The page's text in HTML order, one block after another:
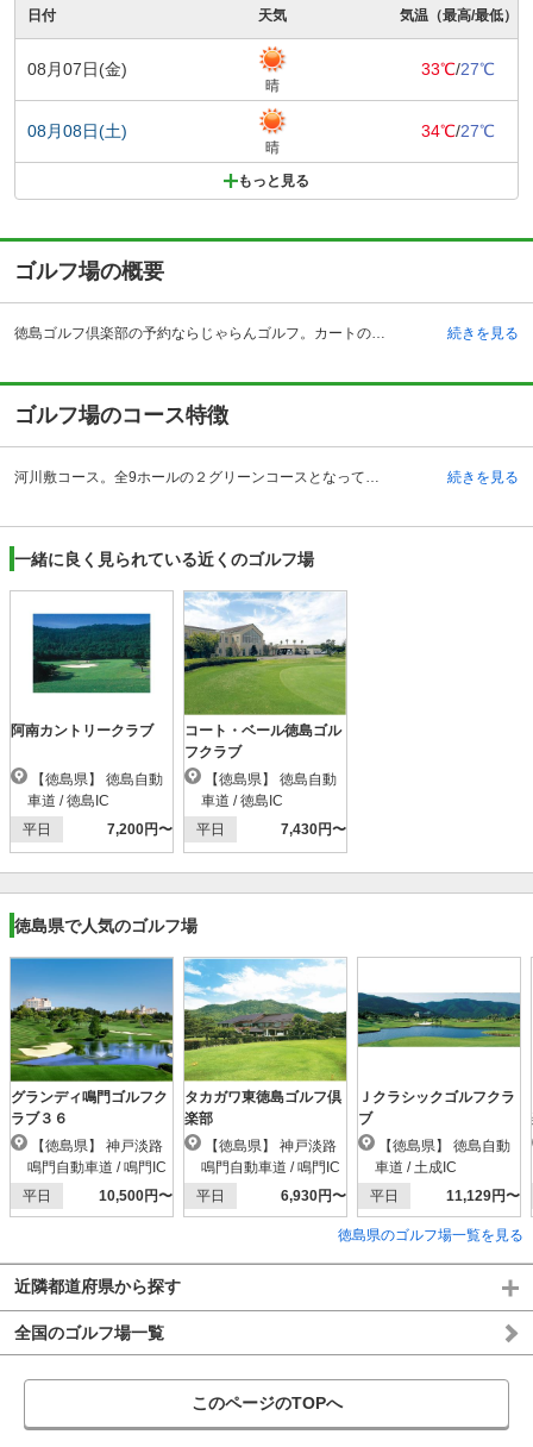
日付 天気 気温（最高/最低）
08月07日(金)
晴
33℃/27℃
08月08日(土)
晴
34℃/27℃
もっと見る
ゴルフ場の概要
徳島ゴルフ倶楽部の予約ならじゃらんゴルフ。カートの有無や利用税、キャンセル料、ナイター設備、駐車場などのコース情報はもちろん、口コミ、フォトギャラリーなどコースの難易度や攻略に役立つ情報充実、予約する度にポイントが貯まるのでお得にゴルフをお楽しみ頂けます。 この徳島ゴルフ倶楽部は、徳県徳島市の吉野川と鮎喰川沿いに位置する、水と緑のあふれるフラットな河川敷コースです。昭和34年開場の、佐藤儀一氏設計による、歴史ある河川敷コースとして多くのプレーヤーに親しまれています。徳島自動車道・徳島インターチェンジより、旧国道11号を北上し、吉野川橋手前を左折し、約1キロメートル。ＪＲ徳島線・徳島駅からタクシーで約7分と交通の便もよく、県下唯一のウォーキングコースで、健康促進にウォーキングゴルフを楽しめます。また、市街地にあるので手軽にプレーすることができます。父母同伴プレーも可能で、ジュニア料金の設定もあるので、近くの市民吉野川運動場と合わせて、休日に家族と楽しみたいゴルフ場です。 続きを見る
ゴルフ場のコース特徴
河川敷コース。全9ホールの２グリーンコースとなっており、初心者、女性、ジュニアに最適です。吉野川右岸の河川敷に造成された、水と緑のあふれるフラットなコースとなっており、起伏はないが、フェアウェイが狭く、50あまりのバンカーと、3つの人工芝を配しているのでかなり難しいです。1番は右に池、左はOBの堤防があります。5番は左側が川で、左ドッグレッグ。6番のドッグレッグや8番の池とバンカーの効いたショートホールなどは、個性的で味のあるホールとなっています。グリーンはベントで広く、アンジュレーションが効いています。河川敷のため、ポイントは風。このコースで練習すれば、距離感や風の読みはレベルアップしそうです。手入れも良く、上級者も楽しめるコース構成です。 続きを見る
一緒に良く見られている近くのゴルフ場
阿南カントリークラブ
車道 / 徳島IC
平日
7,200円〜
コート・ベール徳島ゴル
フクラブ
車道 / 徳島IC
平日
7,430円〜
徳島県で人気のゴルフ場
グランディ鳴門ゴルフク
ラブ３６
鳴門自動車道 / 鳴門IC
平日
10,500円〜
タカガワ東徳島ゴルフ倶
楽部
鳴門自動車道 / 鳴門IC
平日
6,930円〜
Ｊクラシックゴルフクラ
ブ
車道 / 土成IC
平日
11,129円〜
徳島県のゴルフ場一覧を見る
近隣都道府県から探す
全国のゴルフ場一覧
このページのTOPへ